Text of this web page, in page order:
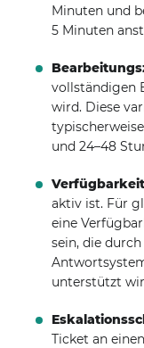
Minuten und
5 Minuten
vollständigen
wird. Diese
und 24–48
aktiv ist. Für
eine
sein, die
unterstützt
Ticket an